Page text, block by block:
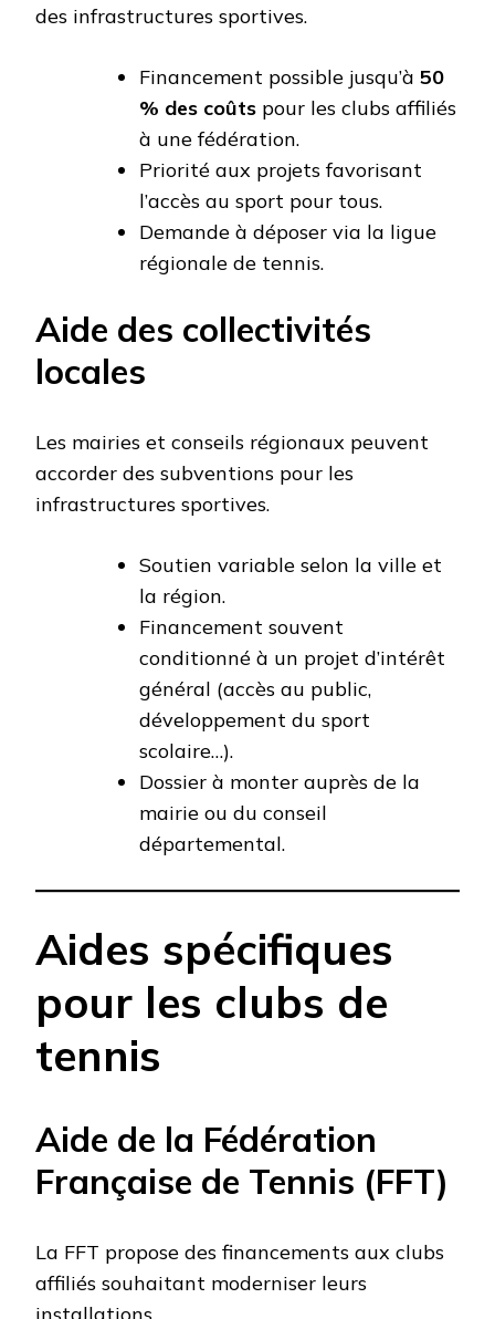
des infrastructures sportives.
Financement possible jusqu’à 50
% des coûts pour les clubs affiliés
à une fédération.
Priorité aux projets favorisant
l’accès au sport pour tous.
Demande à déposer via la ligue
régionale de tennis.
Aide des collectivités
locales
Les mairies et conseils régionaux peuvent
accorder des subventions pour les
infrastructures sportives.
Soutien variable selon la ville et
la région.
Financement souvent
conditionné à un projet d’intérêt
général (accès au public,
développement du sport
scolaire…).
Dossier à monter auprès de la
mairie ou du conseil
départemental.
Aides spécifiques
pour les clubs de
tennis
Aide de la Fédération
Française de Tennis (FFT)
La FFT propose des financements aux clubs
affiliés souhaitant moderniser leurs
installations.